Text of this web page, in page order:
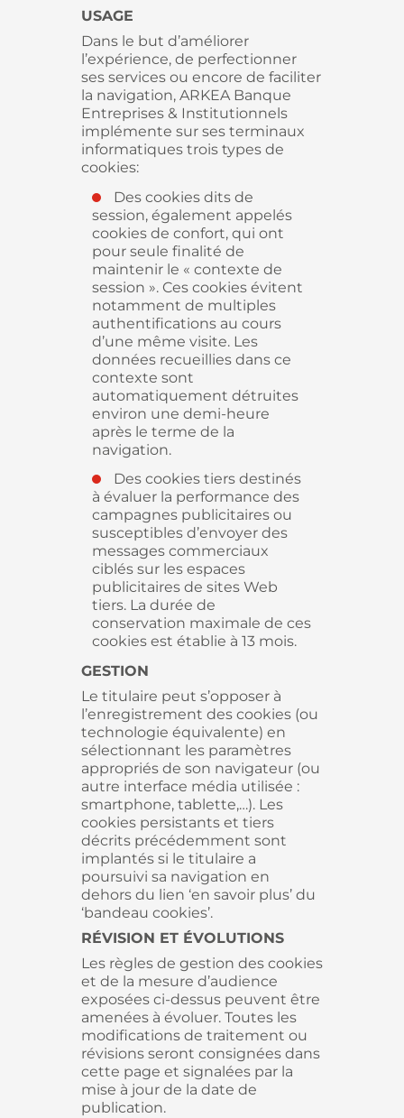
USAGE
Dans le but d’améliorer
l’expérience, de perfectionner
ses services ou encore de faciliter
la navigation, ARKEA Banque
Entreprises & Institutionnels
implémente sur ses terminaux
informatiques trois types de
cookies:
Des cookies dits de
session, également appelés
cookies de confort, qui ont
pour seule finalité de
maintenir le « contexte de
session ». Ces cookies évitent
notamment de multiples
authentifications au cours
d’une même visite. Les
données recueillies dans ce
contexte sont
automatiquement détruites
environ une demi-heure
après le terme de la
navigation.
Des cookies tiers destinés
à évaluer la performance des
campagnes publicitaires ou
susceptibles d’envoyer des
messages commerciaux
ciblés sur les espaces
publicitaires de sites Web
tiers. La durée de
conservation maximale de ces
cookies est établie à 13 mois.
GESTION
Le titulaire peut s’opposer à
l’enregistrement des cookies (ou
technologie équivalente) en
sélectionnant les paramètres
appropriés de son navigateur (ou
autre interface média utilisée :
smartphone, tablette,…). Les
cookies persistants et tiers
décrits précédemment sont
implantés si le titulaire a
poursuivi sa navigation en
dehors du lien ‘en savoir plus’ du
‘bandeau cookies’.
RÉVISION ET ÉVOLUTIONS
Les règles de gestion des cookies
et de la mesure d’audience
exposées ci-dessus peuvent être
amenées à évoluer. Toutes les
modifications de traitement ou
révisions seront consignées dans
cette page et signalées par la
mise à jour de la date de
publication.